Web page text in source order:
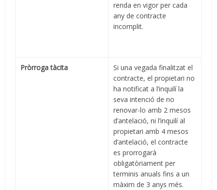
renda en vigor per cada
any de contracte
incomplit.
Pròrroga tàcita
Si una vegada finalitzat el
contracte, el propietari no
ha notificat a l’inquilí la
seva intenció de no
renovar-lo amb 2 mesos
d’antelació, ni l’inquilí al
propietari amb 4 mesos
d’antelació, el contracte
es prorrogarà
obligatòriament per
terminis anuals fins a un
màxim de 3 anys més.